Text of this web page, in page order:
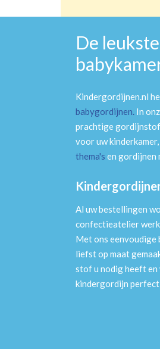
De
Kindergordijnen.nl
babygordijnen. In
prachtige
voor uw
thema's en gordijnen
Al uw bestellingen
confectieatelier
Met ons eenvoudige
liefst op maat
stof u nodig heeft en
kindergordijn perfect